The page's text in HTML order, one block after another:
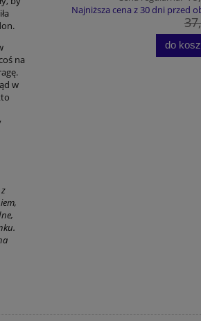
na
w
Najniższa cena z 30 dni przed
do